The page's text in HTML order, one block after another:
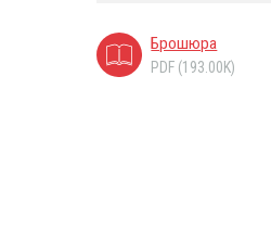
Брошюра
PDF (193.00K)